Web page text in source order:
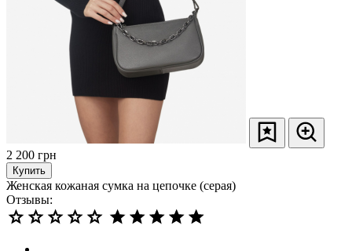
2 200 грн
Купить
Женская кожаная сумка на цепочке (серая)
Отзывы: